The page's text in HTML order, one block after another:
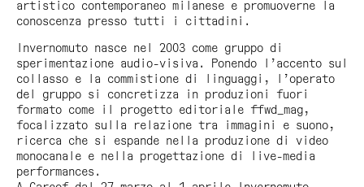
artistico contemporaneo milanese e promuoverne la
conoscenza presso tutti i cittadini.
Invernomuto nasce nel 2003 come gruppo di
sperimentazione audio-visiva. Ponendo l’accento sul
collasso e la commistione di linguaggi, l’operato
del gruppo si concretizza in produzioni fuori
formato come il progetto editoriale ffwd_mag,
focalizzato sulla relazione tra immagini e suono,
ricerca che si espande nella produzione di video
monocanale e nella progettazione di live-media
performances.